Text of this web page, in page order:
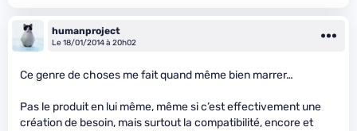
humanproject
Le 18/01/2014 à 20h02
Ce genre de choses me fait quand même bien marrer…
Pas le produit en lui même, même si c’est effectivement une
création de besoin, mais surtout la compatibilité, encore et